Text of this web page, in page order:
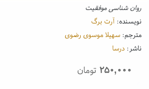
روان شناسی موفقیت
نویسنده: آرت برگ
مترجم: سهیلا موسوی رضوی
ناشر: درسا
۲۵۰,۰۰۰ تومان